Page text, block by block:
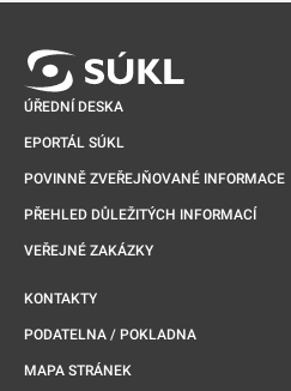
ÚŘEDNÍ DESKA
EPORTÁL SÚKL
POVINNĚ ZVEŘEJŇOVANÉ INFORMACE
PŘEHLED DŮLEŽITÝCH INFORMACÍ
VEŘEJNÉ ZAKÁZKY
KONTAKTY
PODATELNA / POKLADNA
MAPA STRÁNEK